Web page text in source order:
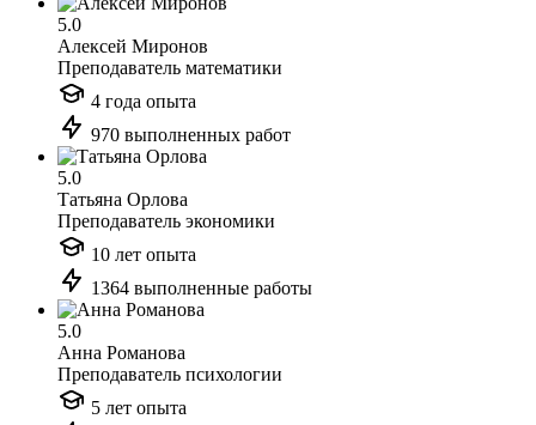
5.0
Алексей Миронов
Преподаватель математики
4 года опыта
970 выполненных работ
5.0
Татьяна Орлова
Преподаватель экономики
10 лет опыта
1364 выполненные работы
5.0
Анна Романова
Преподаватель психологии
5 лет опыта